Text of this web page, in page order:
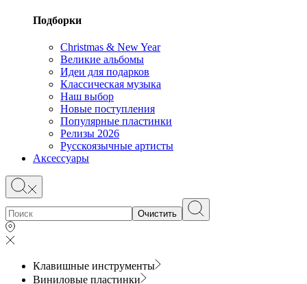
Подборки
Christmas & New Year
Великие альбомы
Идеи для подарков
Классическая музыка
Наш выбор
Новые поступления
Популярные пластинки
Релизы 2026
Русскоязычные артисты
Аксессуары
Очистить
Клавишные инструменты
Виниловые пластинки